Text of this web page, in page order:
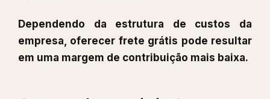
Dependendo da estrutura de custos da
empresa, oferecer frete grátis pode resultar
em uma margem de contribuição mais baixa.